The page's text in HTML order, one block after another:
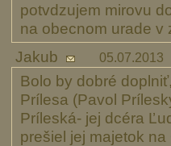
potvdzujem mirovu
na obecnom urade v
Jakub
05.07.2013
Bolo by dobré
Prílesa (Pavol
Príleská- jej dcéra
prešiel jej majetok